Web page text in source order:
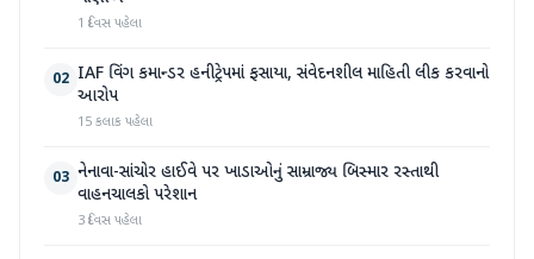
1 દિવસ પહેલા
02 IAF વિંગ કમાન્ડર હનીટ્રેપમાં ફસાયા, સંવેદનશીલ માહિતી લીક કરવાનો
આરોપ
15 કલાક પહેલા
03 નેનાવા-સાંચોર હાઈવે પર ખાડાઓનું સામ્રાજ્ય બિસ્માર રસ્તાથી
વાહનચાલકો પરેશાન
3 દિવસ પહેલા